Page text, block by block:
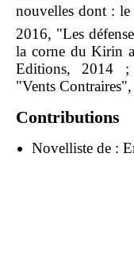
nouvelles dont : le
2016, "Les
la corne du Kirin
Editions, 2014 ;
"Vents
Contributions
Novelliste de :